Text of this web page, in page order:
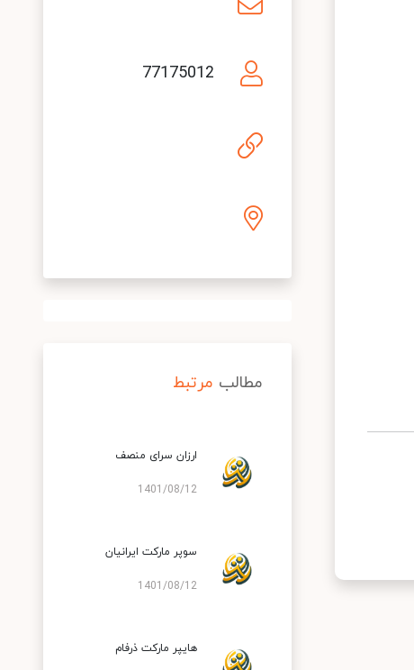
77175012
مطالب مرتبط
ارزان سرای منصف
1401/08/12
سوپر مارکت ایرانیان
1401/08/12
هایپر مارکت ذرفام